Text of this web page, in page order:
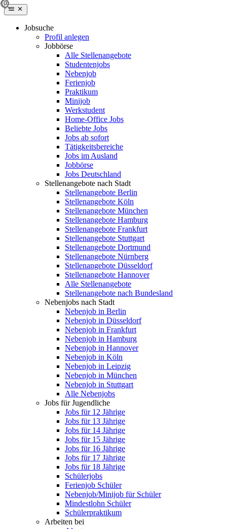
Jobsuche
Profil anlegen
Jobbörse
Alle Stellenangebote
Studentenjobs
Nebenjob
Ferienjob
Praktikum
Minijob
Werkstudent
Home-Office Jobs
Beliebte Jobs
Jobs ab sofort
Tätigkeitsbereiche
Jobs im Ausland
Jobbörse
Jobs Deutschland
Stellenangebote nach Stadt
Stellenangebote Berlin
Stellenangebote Köln
Stellenangebote München
Stellenangebote Hamburg
Stellenangebote Frankfurt
Stellenangebote Stuttgart
Stellenangebote Dortmund
Stellenangebote Nürnberg
Stellenangebote Düsseldorf
Stellenangebote Hannover
Alle Stellenangebote
Stellenangebote nach Bundesland
Nebenjobs nach Stadt
Nebenjob in Berlin
Nebenjob in Düsseldorf
Nebenjob in Frankfurt
Nebenjob in Hamburg
Nebenjob in Hannover
Nebenjob in Köln
Nebenjob in Leipzig
Nebenjob in München
Nebenjob in Stuttgart
Alle Nebenjobs
Jobs für Jugendliche
Jobs für 12 Jährige
Jobs für 13 Jährige
Jobs für 14 Jährige
Jobs für 15 Jährige
Jobs für 16 Jährige
Jobs für 17 Jährige
Jobs für 18 Jährige
Schülerjobs
Ferienjob Schüler
Nebenjob/Minijob für Schüler
Mindestlohn Schüler
Schülerpraktikum
Arbeiten bei